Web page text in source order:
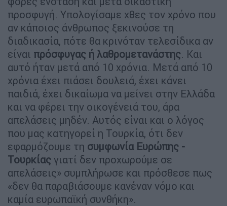
προσφυγή. Υπολογίσαμε χθες τον χρόνο που
αν κάποιος άνθρωπος ξεκινούσε τη
διαδικασία, πότε θα κρινόταν τελεσίδικα αν
είναι πρόσφυγας ή λαθρομετανάστης. Και
αυτό ήταν μετά από 10 χρόνια. Μετά από 10
χρόνια έχει πιάσει δουλειά, έχει κάνει
παιδιά, έχει δικαίωμα να μείνει στην Ελλάδα
και να φέρει την οικογένειά του, άρα
απελάσεις μηδέν. Αυτός είναι και ο λόγος
που μας κατηγορεί η Τουρκία, ότι δεν
εφαρμόζουμε τη συμφωνία Ευρώπης -
Τουρκίας γιατί δεν προχωρούμε σε
απελάσεις» συμπλήρωσε και πρόσθεσε πως
«δεν θα παραβιάσουμε κανέναν νόμο και
καμία ευρωπαϊκή συνθήκη».